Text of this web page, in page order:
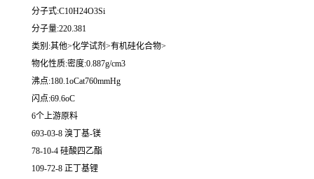
分子式:C10H24O3Si
分子量:220.381
类别:其他>化学试剂>有机硅化合物>
物化性质:密度:0.887g/cm3
沸点:180.1oCat760mmHg
闪点:69.6oC
6个上游原料
693-03-8 溴丁基-镁
78-10-4 硅酸四乙酯
109-72-8 正丁基锂